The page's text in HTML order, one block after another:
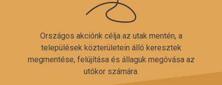
Országos akciónk célja az utak mentén, a
települések közterületein álló keresztek
megmentése, felújítása és állaguk megóvása az
utókor számára.